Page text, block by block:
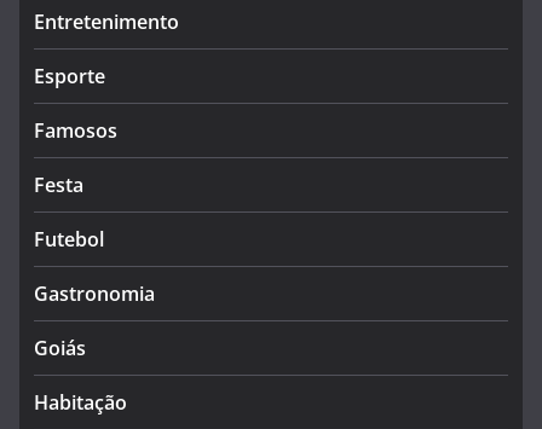
Entretenimento
Esporte
Famosos
Festa
Futebol
Gastronomia
Goiás
Habitação